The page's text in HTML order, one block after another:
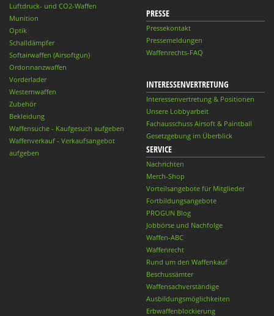
Luftdruck- und CO2-Waffen
Munition
Optik
Schalldämpfer
Softairwaffen (Airsoftgun)
Ordonnanzwaffen
Vorderlader
Westernwaffen
Zubehör
Bekleidung
Waffensuche - Kaufgesuch aufgeben
Waffenverkauf - Verkaufsangebot
aufgeben
PRESSE
Pressekontakt
Pressemeldungen
Waffenrechts-FAQ
INTERESSENVERTRETUNG
Interessenvertretung & Positionen
Unsere Lobbyarbeit
Fachausschuss Airsoft & Paintball
Gesetzgebung im Überblick
SERVICE
Nachrichten
Merch-Shop
Vorteilsangebote für Mitglieder
Fortbildungsangebote
PROGUN Blog
Jobbörse und Nachfolge
Waffen-ABC
Waffenrecht
Rund um den Waffenkauf
Beschussämter
Waffensachverständige
Ausbildungsmöglichkeiten
Erbwaffenblockierung